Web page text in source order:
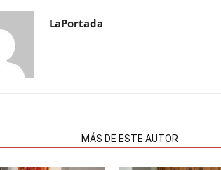
LaPortada
MÁS DE ESTE AUTOR